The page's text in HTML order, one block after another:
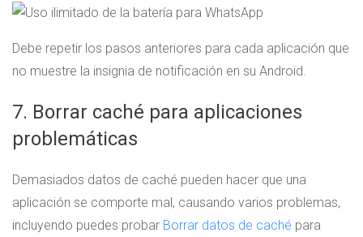
Debe repetir los pasos anteriores para cada aplicación que
no muestre la insignia de notificación en su Android.
7. Borrar caché para aplicaciones
problemáticas
Demasiados datos de caché pueden hacer que una
aplicación se comporte mal, causando varios problemas,
incluyendo puedes probar Borrar datos de caché para